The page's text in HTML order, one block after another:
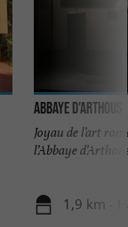
Abbaye d'Arthous
Joyau de l’art
l’Abbaye
1,9 km -